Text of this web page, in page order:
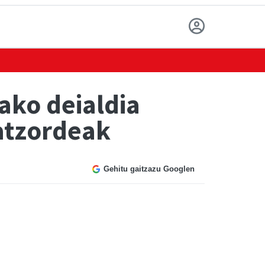
deialdia
Gehitu gaitzazu Googlen